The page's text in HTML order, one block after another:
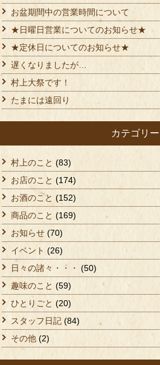
お盆期間中の営業時間について
★日曜日営業についてのお知らせ★
★定休日についてのお知らせ★
遅くなりましたが…
村上大祭です！
たまには遠回り
カテゴリー
村上のこと (83)
お店のこと (174)
お酒のこと (152)
商品のこと (169)
お知らせ (70)
イベント (26)
日々の諸々・・・ (50)
趣味のこと (59)
ひとりごと (20)
スタッフ日記 (84)
その他 (2)